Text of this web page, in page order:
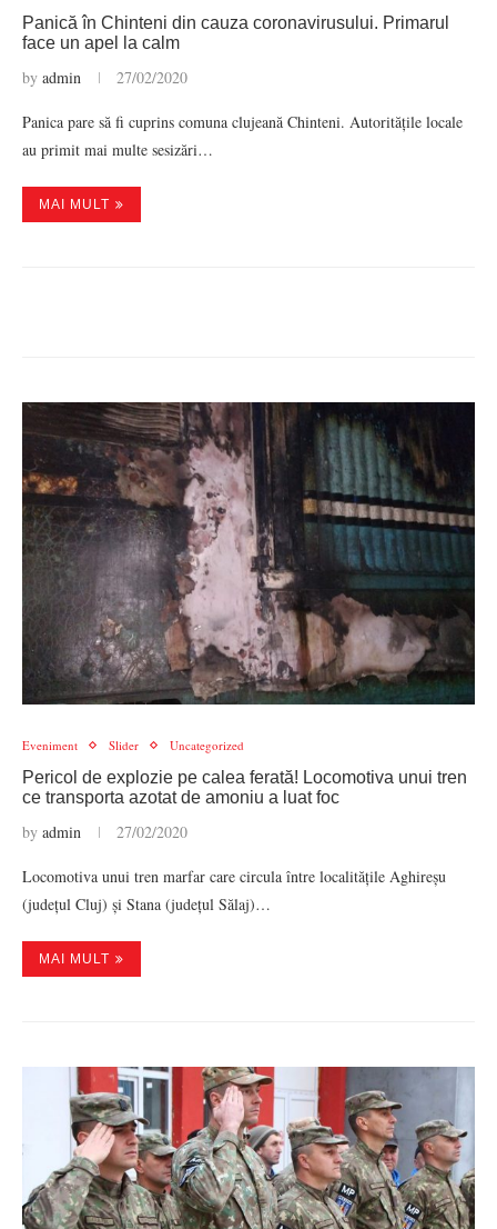
Panică în Chinteni din cauza coronavirusului. Primarul
face un apel la calm
by admin 27/02/2020
Panica pare să fi cuprins comuna clujeană Chinteni. Autoritățile locale
au primit mai multe sesizări…
MAI MULT
Eveniment Slider Uncategorized
Pericol de explozie pe calea ferată! Locomotiva unui tren
ce transporta azotat de amoniu a luat foc
by admin 27/02/2020
Locomotiva unui tren marfar care circula între localitățile Aghireșu
(județul Cluj) și Stana (județul Sălaj)…
MAI MULT